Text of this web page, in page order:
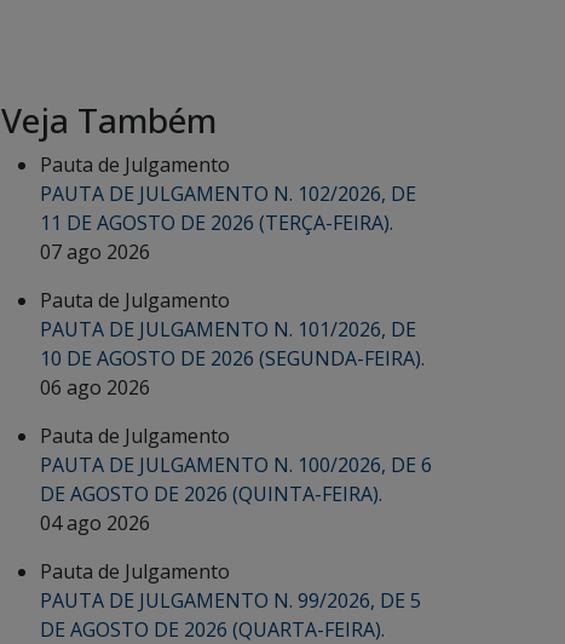
Veja Também
Pauta de Julgamento
PAUTA DE JULGAMENTO N. 102/2026, DE
11 DE AGOSTO DE 2026 (TERÇA-FEIRA).
07 ago 2026
Pauta de Julgamento
PAUTA DE JULGAMENTO N. 101/2026, DE
10 DE AGOSTO DE 2026 (SEGUNDA-FEIRA).
06 ago 2026
Pauta de Julgamento
PAUTA DE JULGAMENTO N. 100/2026, DE 6
DE AGOSTO DE 2026 (QUINTA-FEIRA).
04 ago 2026
Pauta de Julgamento
PAUTA DE JULGAMENTO N. 99/2026, DE 5
DE AGOSTO DE 2026 (QUARTA-FEIRA).